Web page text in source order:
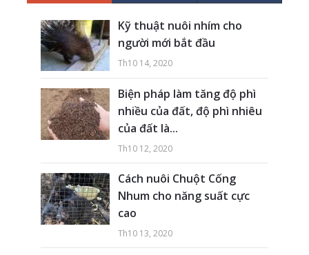
Kỹ thuật nuôi nhím cho
người mới bắt đầu
Th10 14, 2020
Biện pháp làm tăng độ phì
nhiều của đất, độ phì nhiêu
của đất là...
Th10 12, 2020
Cách nuôi Chuột Cống
Nhum cho năng suất cực
cao
Th10 13, 2020